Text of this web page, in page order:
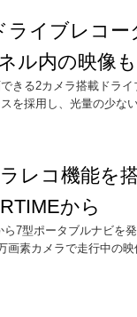
ライブレコー
ル内の映像
きる2カメラ搭載ドラ
を採用し、光量の少な
レコ機能を
から
7型ポータブルナビを
画素カメラで走行中の